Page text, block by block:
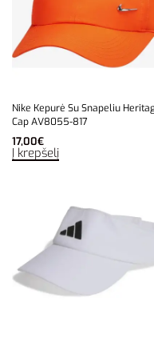
Nike Kepurė Su Snapeliu
Cap AV8055-817
17,00€
Į krepšelį